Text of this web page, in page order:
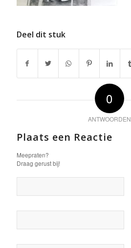
Deel dit stuk
0
ANTWOORDEN
Plaats een Reactie
Meepraten?
Draag gerust bij!